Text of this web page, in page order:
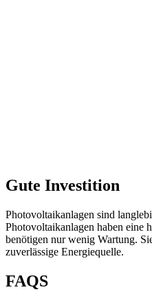
Gute Investition
Photovoltaikanlagen sind
Photovoltaikanlagen haben eine
benötigen nur wenig Wartung.
zuverlässige Energiequelle.
FAQS